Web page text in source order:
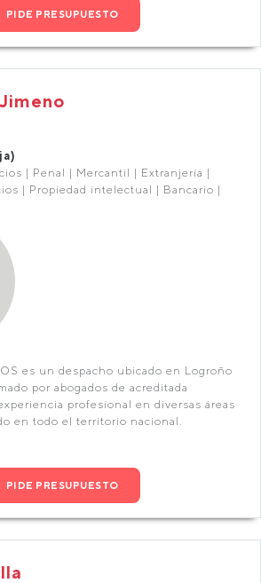
PIDE PRESUPUESTO
| Penal | Mercantil | Extranjería |
| Propiedad intelectual | Bancario |
es un despacho ubicado en Logroño
por abogados de acreditada
profesional en diversas áreas
en todo el territorio nacional.
PIDE PRESUPUESTO